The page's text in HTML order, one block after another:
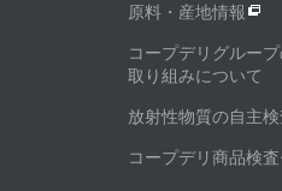
原料・産地情報
コープデリグルー
取り組みについて
放射性物質の自主
コープデリ商品検